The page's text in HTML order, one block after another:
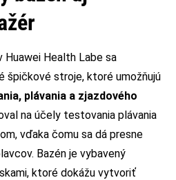
Health Labe sa
špičkové stroje, ktoré umožňujú
plávania a zjazdového
na účely testovania plávania
vďaka čomu sa dá presne
Bazén je vybavený
ktoré dokážu vytvoriť